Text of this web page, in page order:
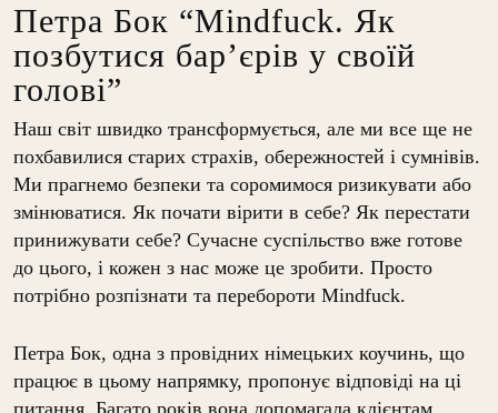
Петра Бок “Mindfuck. Як
позбутися бар’єрів у своїй
голові”
Наш світ швидко трансформується, але ми все ще не
похбавилися старих страхів, обережностей і сумнівів.
Ми прагнемо безпеки та соромимося ризикувати або
змінюватися. Як почати вірити в себе? Як перестати
принижувати себе? Сучасне суспільство вже готове
до цього, і кожен з нас може це зробити. Просто
потрібно розпізнати та перебороти Mindfuck.
Петра Бок, одна з провідних німецьких коучинь, що
працює в цьому напрямку, пропонує відповіді на ці
питання. Багато років вона допомагала клієнтам